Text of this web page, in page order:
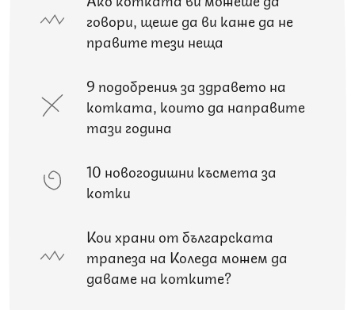
говори, щеше да ви каже да не
правите тези неща
9 подобрения за здравето на
котката, които да направите
тази година
10 новогодишни късмета за
котки
Кои храни от българската
трапеза на Коледа можем да
даваме на котките?